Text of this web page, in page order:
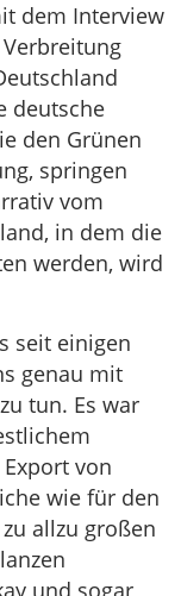
dem Interview
deutsche
den Grünen
springen
vom
in dem die
werden, wird
seit einigen
genau mit
tun. Es war
von
wie für den
allzu großen
und sogar